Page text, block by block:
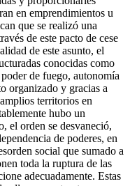
en emprendimientos u
que se realizó una
de este pacto de cese
de este asunto, el
conocidas como
de fuego, autonomía
organizado y gracias a
territorios en
hubo un
el orden se desvaneció,
de poderes, en
social que sumado a
toda la ruptura de las
adecuadamente. Estas